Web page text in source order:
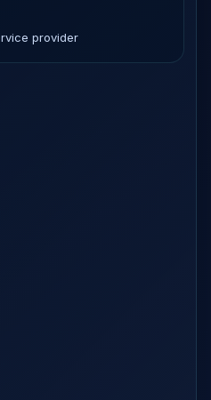
provider